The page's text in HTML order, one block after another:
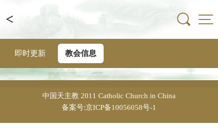
<
即时更新 教会信息
中国天主教 2011 Catholic Church in China
备案号:京ICP备10056058号-1